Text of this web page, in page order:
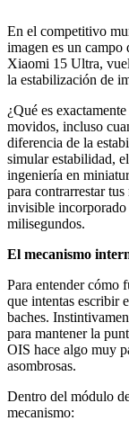
En el competitivo
imagen es un
Xiaomi 15 Ultra,
la estabilización de
¿Qué es
movidos, incluso
diferencia de la
simular estabilidad,
ingeniería en
para contrarrestar
invisible incorporado
milisegundos.
El mecanismo
Para entender cómo
que intentas escribir
baches.
para mantener la
OIS hace algo muy
asombrosas.
Dentro del módulo
mecanismo: